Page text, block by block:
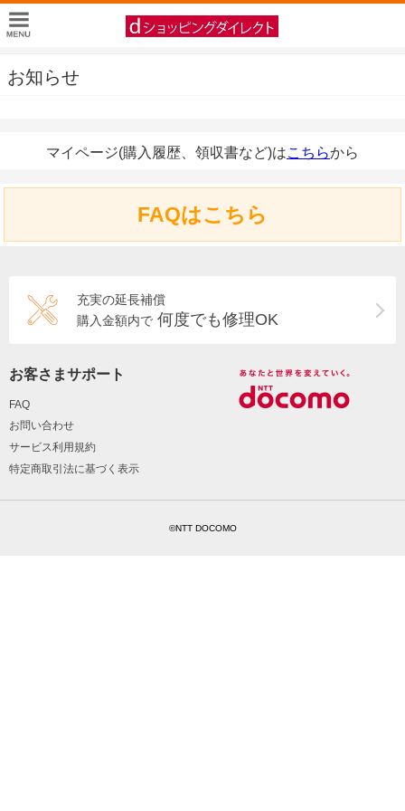
お知らせ
マイページ(購入履歴、領収書など)はこちらから
FAQはこちら
充実の延長補償
購入金額内で 何度でも修理OK
お客さまサポート
FAQ
お問い合わせ
サービス利用規約
特定商取引法に基づく表示
©NTT DOCOMO